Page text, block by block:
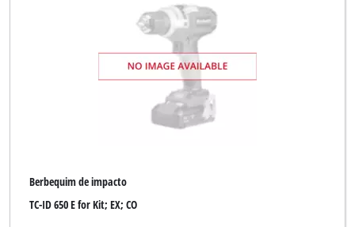
Berbequim de impacto
TC-ID 650 E for Kit; EX; CO